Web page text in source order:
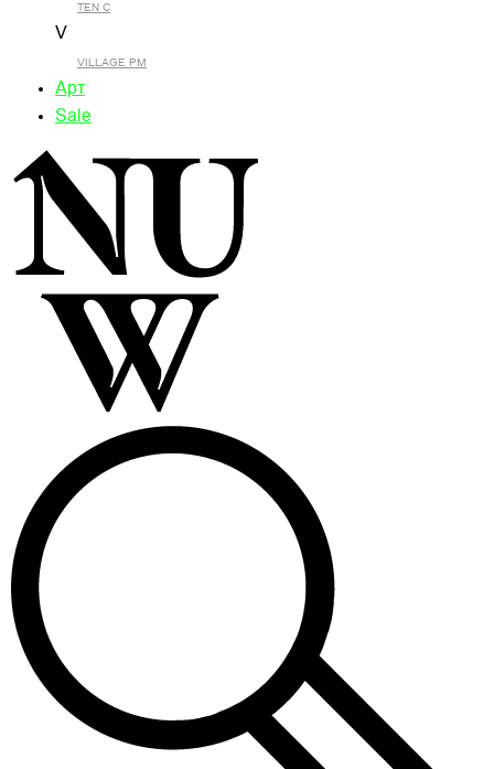
TEN C
V
VILLAGE PM
Арт
Sale